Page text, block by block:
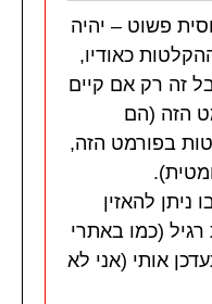
פשוט – יהיה
כאודיו,
זה רק אם קיים
הזה (הם
בפורמט הזה,
להאזין
(כמו באתרי
אותי (אני לא